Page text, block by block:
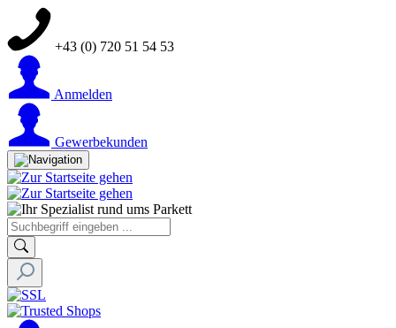
+43 (0) 720 51 54 53
Anmelden
Gewerbekunden